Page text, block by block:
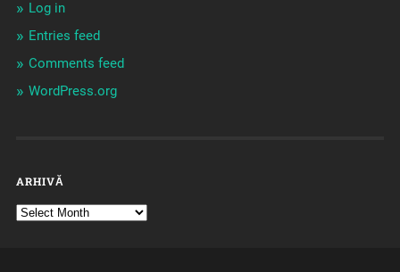
Log in
Entries feed
Comments feed
WordPress.org
ARHIVĂ